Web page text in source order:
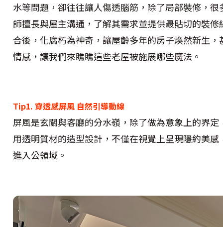
水等問題，卻往往讓人傷透腦筋，除了局部裝修，
師擅長與屋主溝通，了解其需求並提供最貼切的裝
合後，化腐朽為神奇，讓屋齡多年的房子煥然新生
情感，讓我們來瞧瞧這些老屋被施展哪些魔法。
Tip1. 穿透感屏風 自然引導動線
屏風是玄關與客廳的分水嶺，除了做為意象上的界
用透明質材的造型設計，不僅在視覺上呈現隱約美
進入公領域。